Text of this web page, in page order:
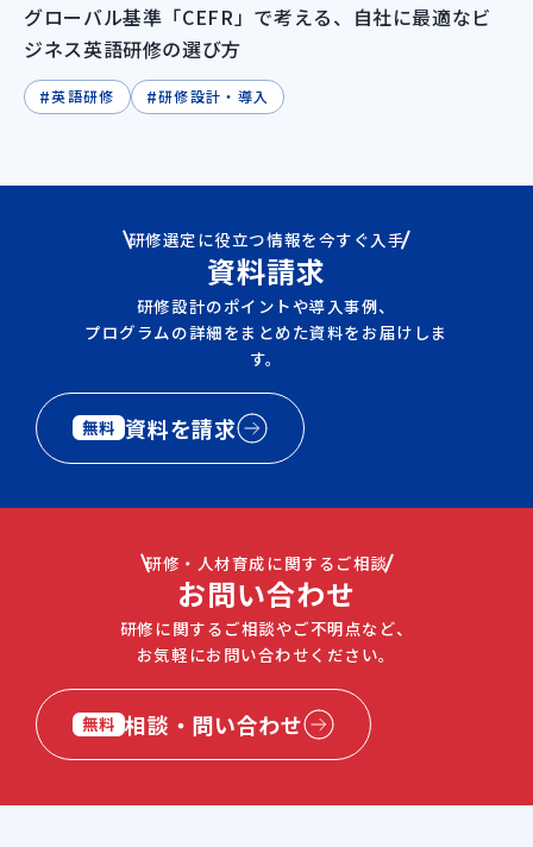
グローバル基準「CEFR」で考える、自社に最適なビ
ジネス英語研修の選び方
#英語研修 #研修設計・導入
研修選定に役立つ情報を今すぐ入手
資料請求
研修設計のポイントや導入事例、
プログラムの詳細をまとめた資料をお届けしま
す。
無料 資料を請求
研修・人材育成に関するご相談
お問い合わせ
研修に関するご相談やご不明点など、
お気軽にお問い合わせください。
無料 相談・問い合わせ